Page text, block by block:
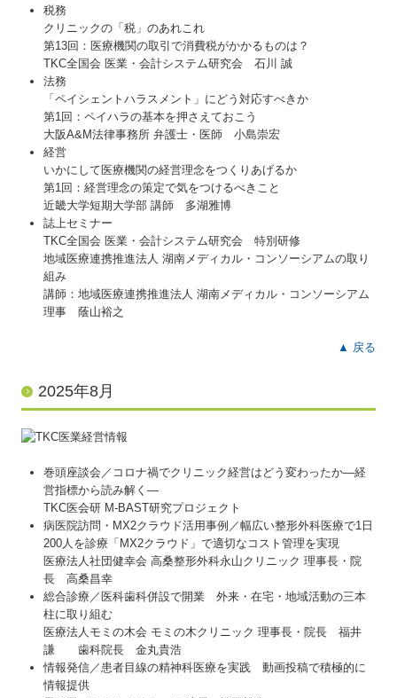
税務
クリニックの「税」のあれこれ
第13回：医療機関の取引で消費税がかかるものは？
TKC全国会 医業・会計システム研究会 石川 誠
法務
「ペイシェントハラスメント」にどう対応すべきか
第1回：ペイハラの基本を押さえておこう
大阪A&M法律事務所 弁護士・医師 小島崇宏
経営
いかにして医療機関の経営理念をつくりあげるか
第1回：経営理念の策定で気をつけるべきこと
近畿大学短期大学部 講師 多湖雅博
誌上セミナー
TKC全国会 医業・会計システム研究会 特別研修
地域医療連携推進法人 湖南メディカル・コンソーシアムの取り
組み
講師：地域医療連携推進法人 湖南メディカル・コンソーシアム
理事 蔭山裕之
▲ 戻る
2025年8月
巻頭座談会／コロナ禍でクリニック経営はどう変わったか―経
営指標から読み解く―
TKC医会研 M-BAST研究プロジェクト
病医院訪問・MX2クラウド活用事例／幅広い整形外科医療で1日
200人を診療「MX2クラウド」で適切なコスト管理を実現
医療法人社団健幸会 高桑整形外科永山クリニック 理事長・院
長 高桑昌幸
総合診療／医科歯科併設で開業 外来・在宅・地域活動の三本
柱に取り組む
医療法人モミの木会 モミの木クリニック 理事長・院長 福井
謙 歯科院長 金丸貴浩
情報発信／患者目線の精神科医療を実践 動画投稿で積極的に
情報提供